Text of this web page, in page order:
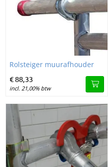
Image Rolsteiger muurafhouder
Rolsteiger muurafhouder
€88, 33
incl. 21,00% btw